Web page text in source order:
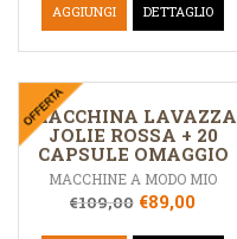
AGGIUNGI DETTAGLIO
MACCHINA LAVAZZA
JOLIE ROSSA + 20
CAPSULE OMAGGIO
MACCHINE A MODO MIO
€109,00 €89,00